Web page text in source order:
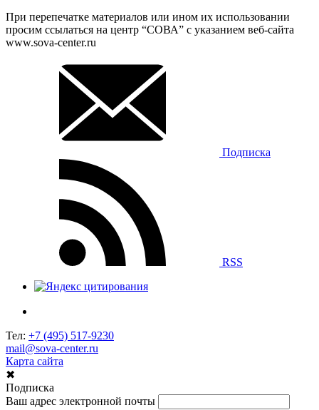
При перепечатке материалов или ином их использовании
просим ссылаться на центр “СОВА” с указанием веб-сайта
www.sova-center.ru
Подписка
RSS
Тел: +7 (495) 517-9230
mail@sova-center.ru
Карта сайта
✖
Подписка
Ваш адрес электронной почты